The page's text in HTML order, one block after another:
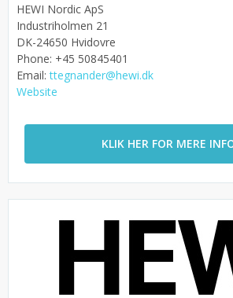
HEWI Nordic ApS
Industriholmen 21
DK-24650 Hvidovre
Phone: +45 50845401
Email:ttegnander@hewi.dk
Website
KLIK HER FOR MERE